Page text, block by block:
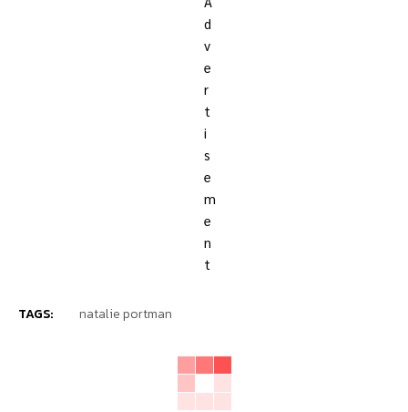
TAGS: natalie portman